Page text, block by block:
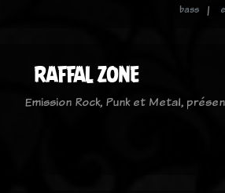
bass
RAFFAL ZONE
Emission Rock, Punk et Metal,